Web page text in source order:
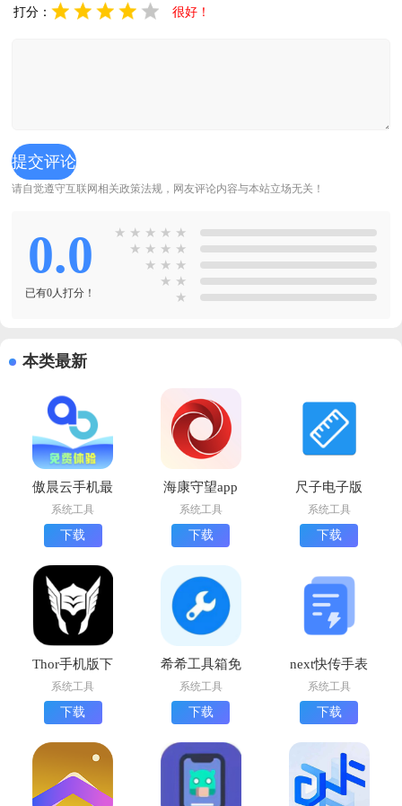
打分： 很好！
请自觉遵守互联网相关政策法规，网友评论内容与本站立场无关！
0.0
已有0人打分！
★ ★ ★ ★ ★
★ ★ ★ ★
★ ★ ★
★ ★
★
本类最新
傲晨云手机最
新版下载
系统工具
下载
海康守望app
手机版
系统工具
下载
尺子电子版
app最新版下
载
系统工具
下载
Thor手机版下
载
系统工具
下载
希希工具箱免
费版下载
系统工具
下载
next快传手表
版免费版
系统工具
下载